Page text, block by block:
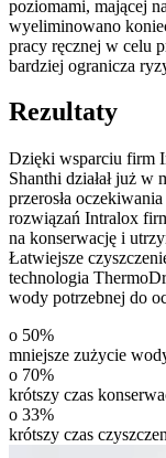
poziomami, mającej
wyeliminowano
pracy ręcznej w celu
bardziej ogranicza
Rezultaty
Dzięki wsparciu firm
Shanthi działał już w
przerosła
rozwiązań Intralox
na konserwację i
Łatwiejsze
technologia
wody potrzebnej do
o 50%
mniejsze zużycie
o 70%
krótszy czas
o 33%
krótszy czas